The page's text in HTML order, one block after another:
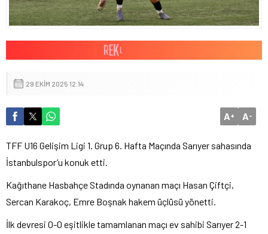
29 EKIM 2025 12:14
A+ A-
TFF U16 Gelişim Ligi 1. Grup 6. Hafta Maçında Sarıyer sahasında
İstanbulspor’u konuk etti.
Kağıthane Hasbahçe Stadında oynanan maçı Hasan Çiftçi,
Sercan Karakoç, Emre Boşnak hakem üçlüsü yönetti.
İlk devresi 0-0 eşitlikle tamamlanan maçı ev sahibi Sarıyer 2-1